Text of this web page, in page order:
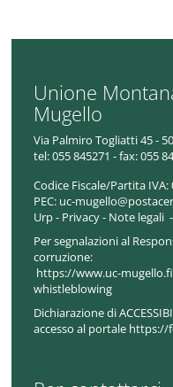
Unione
Mugello
Via Palmiro Togliatti 45 -
tel:055 845271 - fax: 055
Codice Fiscale/Partita IVA:
PEC: uc-
Urp- Privacy- Note legali -
Per segnalazioni al
corruzione:
https://www.uc-
whistleblowing
Dichiarazione di
accesso al portale